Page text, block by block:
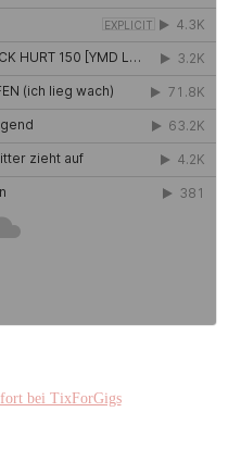
bei TixForGigs